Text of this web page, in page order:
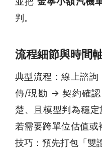
判。
流程細節與時間
典型流程：線上諮
傳/現勘 → 契約確
楚、且模型判為穩
若需要跨單位估值
技巧：預先打包「雙